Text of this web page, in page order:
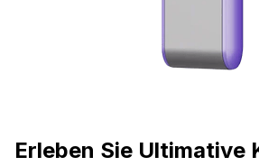
Erleben Sie Ultimative